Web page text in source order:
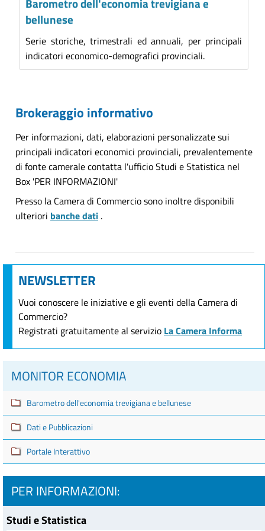
Barometro dell'economia trevigiana e
bellunese
Serie storiche, trimestrali ed annuali, per principali
indicatori economico-demografici provinciali.
Brokeraggio informativo
Per informazioni, dati, elaborazioni personalizzate sui
principali indicatori economici provinciali, prevalentemente
di fonte camerale contatta l'ufficio Studi e Statistica nel
Box 'PER INFORMAZIONI'
Presso la Camera di Commercio sono inoltre disponibili
ulteriori banche dati .
NEWSLETTER
Vuoi conoscere le iniziative e gli eventi della Camera di
Commercio?
Registrati gratuitamente al servizio La Camera Informa
MONITOR ECONOMIA
Barometro dell'economia trevigiana e bellunese
Dati e Pubblicazioni
Portale Interattivo
PER INFORMAZIONI:
Studi e Statistica